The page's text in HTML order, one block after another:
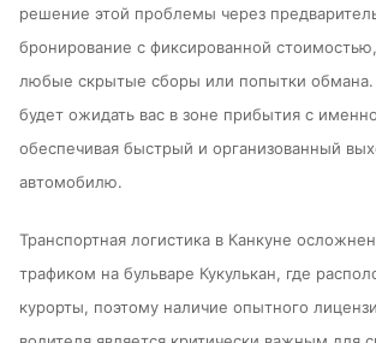
решение этой проблемы через
бронирование с фиксированной
любые скрытые сборы или попытки обмана.
будет ожидать вас в зоне прибытия с
обеспечивая быстрый и организованный
автомобилю.
Транспортная логистика в Канкуне
трафиком на бульваре Кукулькан, где
курорты, поэтому наличие опытного